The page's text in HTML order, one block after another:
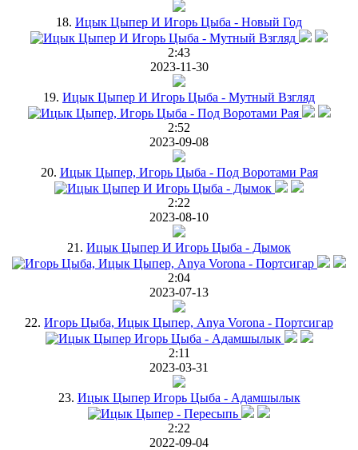
18. Ицык Цыпер И Игорь Цыба - Новый Год
2:43
2023-11-30
19. Ицык Цыпер И Игорь Цыба - Мутный Взгляд
2:52
2023-09-08
20. Ицык Цыпер, Игорь Цыба - Под Воротами Рая
2:22
2023-08-10
21. Ицык Цыпер И Игорь Цыба - Дымок
2:04
2023-07-13
22. Игорь Цыба, Ицык Цыпер, Anya Vorona - Портсигар
2:11
2023-03-31
23. Ицык Цыпер Игорь Цыба - Адамшылык
2:22
2022-09-04